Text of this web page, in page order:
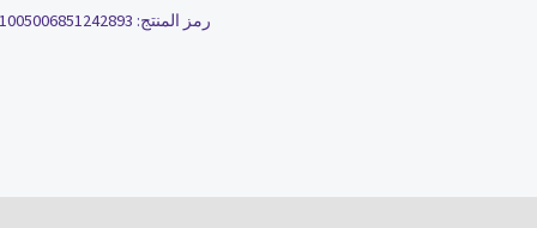
رمز المنتج: 1005006851242893